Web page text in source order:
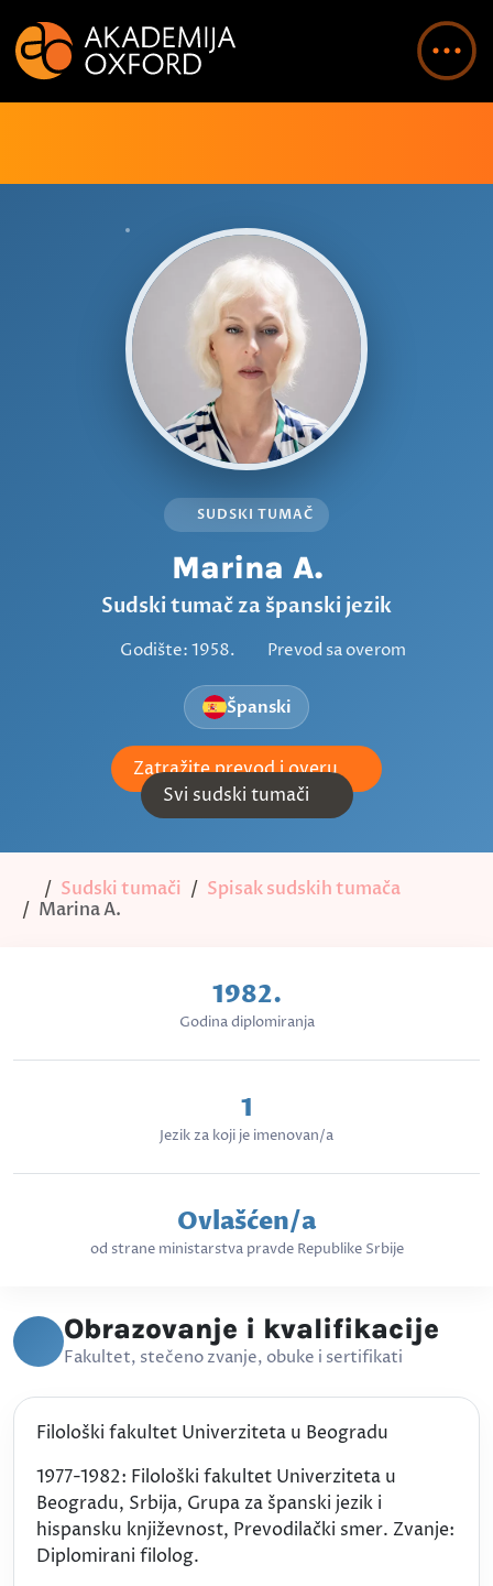
SUDSKI TUMAČ
Marina A.
Sudski tumač za španski jezik
Godište: 1958. Prevod sa overom
Španski
Zatražite prevod i overu
Svi sudski tumači
Sudski tumači
Spisak sudskih tumača
Marina A.
1982.
Godina diplomiranja
1
Jezik za koji je imenovan/a
Ovlašćen/a
od strane ministarstva pravde Republike Srbije
Obrazovanje i kvalifikacije
Fakultet, stečeno zvanje, obuke i sertifikati
Filološki fakultet Univerziteta u Beogradu
1977-1982: Filološki fakultet Univerziteta u
Beogradu, Srbija, Grupa za španski jezik i
hispansku književnost, Prevodilački smer. Zvanje:
Diplomirani filolog.